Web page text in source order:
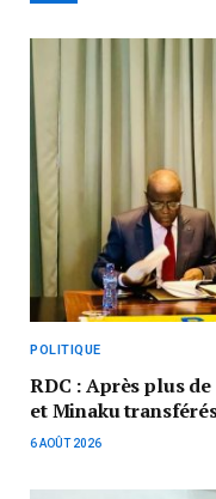
POLITIQUE
RDC : Après plus
et Minaku
6 AOÛT 2026